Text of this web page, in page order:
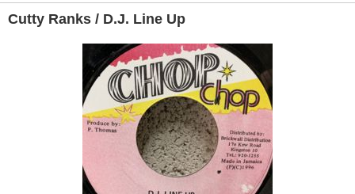
Cutty Ranks / D.J. Line Up